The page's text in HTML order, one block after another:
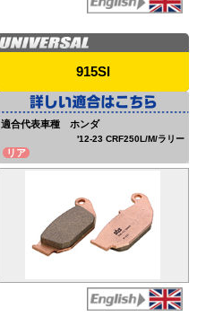
915SI
適合代表車種 ホンダ
'12-23 CRF250L/M/ラリー
リア